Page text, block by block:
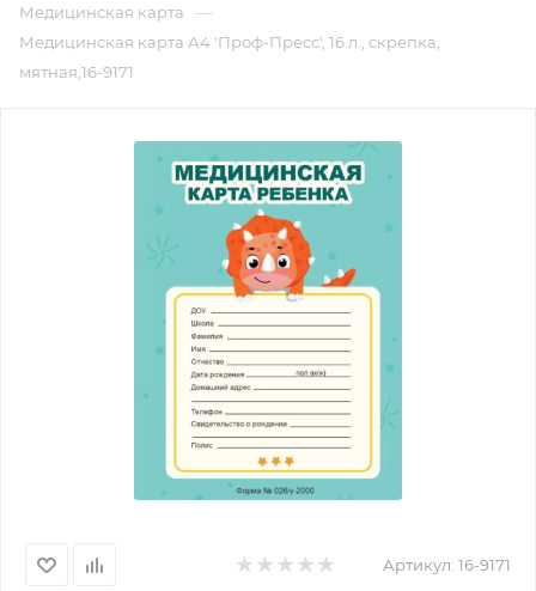
Медицинская карта —
Медицинская карта А4 'Проф-Пресс', 16 л., скрепка,
мятная,16-9171
Артикул: 16-9171